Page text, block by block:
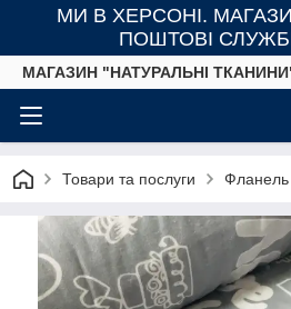
МИ В ХЕРСОНІ.
ПОШТОВІ
МАГАЗИН "НАТУРАЛЬНІ
Товари та послуги Фланель